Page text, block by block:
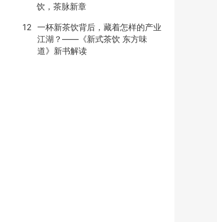
饮，茶脉新章
12
一杯新茶饮背后，藏着怎样的产业
江湖？——《新式茶饮 东方味
道》新书解读